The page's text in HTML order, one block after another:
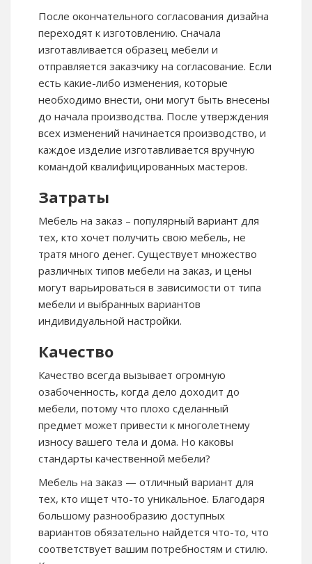
После окончательного согласования дизайна
переходят к изготовлению. Сначала
изготавливается образец мебели и
отправляется заказчику на согласование. Если
есть какие-либо изменения, которые
необходимо внести, они могут быть внесены
до начала производства. После утверждения
всех изменений начинается производство, и
каждое изделие изготавливается вручную
командой квалифицированных мастеров.
Затраты
Мебель на заказ – популярный вариант для
тех, кто хочет получить свою мебель, не
тратя много денег. Существует множество
различных типов мебели на заказ, и цены
могут варьироваться в зависимости от типа
мебели и выбранных вариантов
индивидуальной настройки.
Качество
Качество всегда вызывает огромную
озабоченность, когда дело доходит до
мебели, потому что плохо сделанный
предмет может привести к многолетнему
износу вашего тела и дома. Но каковы
стандарты качественной мебели?
Мебель на заказ — отличный вариант для
тех, кто ищет что-то уникальное. Благодаря
большому разнообразию доступных
вариантов обязательно найдется что-то, что
соответствует вашим потребностям и стилю.